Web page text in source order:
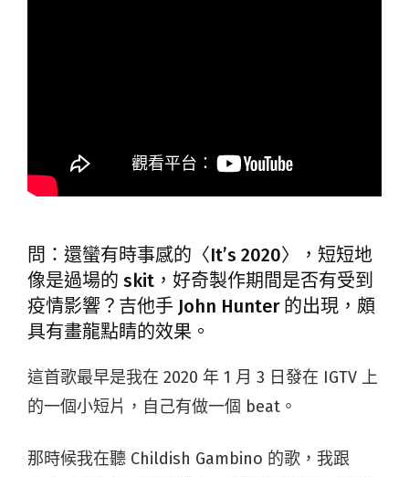
問：還蠻有時事感的〈It’s 2020〉，短短地
像是過場的 skit，好奇製作期間是否有受到
疫情影響？吉他手 John Hunter 的出現，頗
具有畫龍點睛的效果。
這首歌最早是我在 2020 年 1 月 3 日發在 IGTV 上
的一個小短片，自己有做一個 beat。
那時候我在聽 Childish Gambino 的歌，我跟